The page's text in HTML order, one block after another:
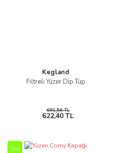
Kegland
Filtreli Yüzer Dip Tüp
691,56 TL
622,40 TL
Yeni